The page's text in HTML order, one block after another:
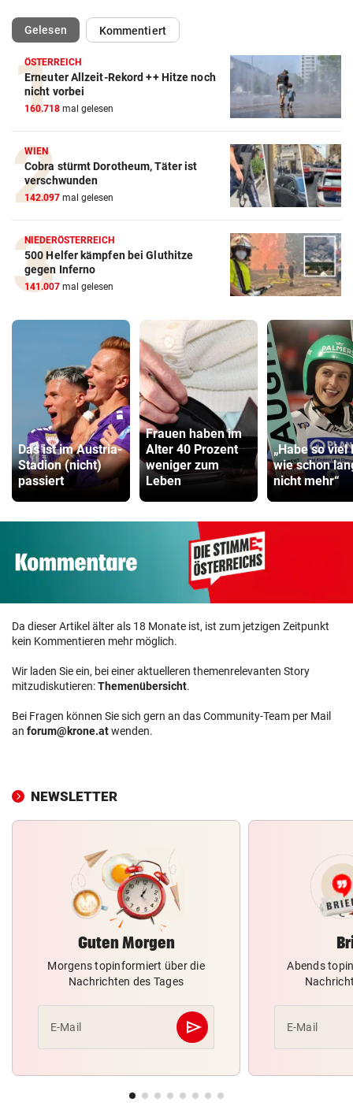
Gelesen(ausgewählt)Kommentiert
ÖSTERREICH
Erneuter Allzeit-Rekord ++ Hitze noch
nicht vorbei
160.718 mal gelesen
WIEN
Cobra stürmt Dorotheum, Täter ist
verschwunden
142.097 mal gelesen
NIEDERÖSTERREICH
500 Helfer kämpfen bei Gluthitze
gegen Inferno
141.007 mal gelesen
Das ist im Austria-
Stadion (nicht)
passiert
Frauen haben im
Alter 40 Prozent
weniger zum
Leben
„Habe so viel
wie schon
nicht mehr“
Da dieser Artikel älter als 18 Monate ist, ist zum jetzigen Zeitpunkt
kein Kommentieren mehr möglich.
Wir laden Sie ein, bei einer aktuelleren themenrelevanten Story
mitzudiskutieren:Themenübersicht.
Bei Fragen können Sie sich gern an das Community-Team per Mail
an forum@krone.atwenden.
NEWSLETTER
Guten Morgen
Morgens topinformiert über die
Nachrichten des Tages
E-Mail send
Abschicken
Abends
E-Mail